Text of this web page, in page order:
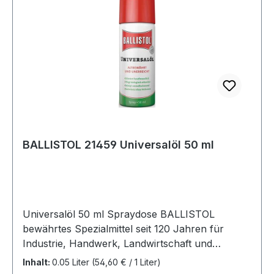
BALLISTOL 21459 Universalöl 50 ml
Universalöl 50 ml Spraydose BALLISTOL
bewährtes Spezialmittel seit 120 Jahren für
Industrie, Handwerk, Landwirtschaft und
Haushalt · pflegt, schützt und schmiert alle
Inhalt: 0.05 Liter (54,60 € / 1 Liter)